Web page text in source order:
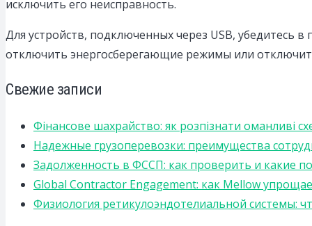
исключить его неисправность.
Для устройств, подключенных через USB, убедитесь
отключить энергосберегающие режимы или
Свежие записи
Фінансове шахрайство: як розпізнати оманливі
Надежные грузоперевозки: преимущества
Задолженность в ФССП: как проверить и какие
Global Contractor Engagement: как Mellow
Физиология ретикулоэндотелиальной системы: